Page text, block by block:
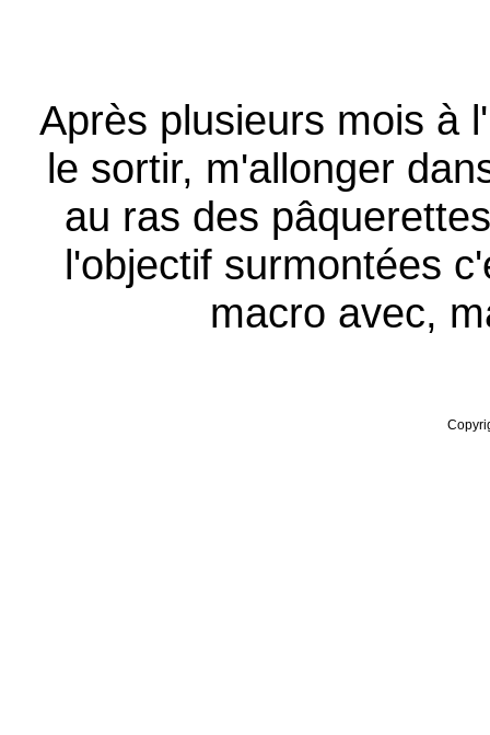
Après plusieurs mois à
le sortir, m'allonger
au ras des
l'objectif surmontées
macro avec,